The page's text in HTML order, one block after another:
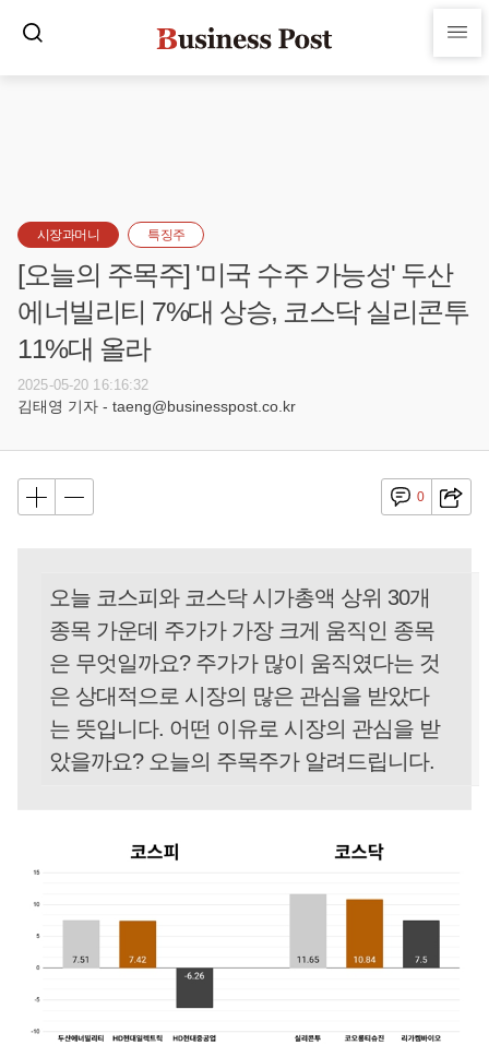
시장과머니 특징주
[오늘의 주목주] '미국 수주 가능성' 두산
에너빌리티 7%대 상승, 코스닥 실리콘투
11%대 올라
2025-05-20 16:16:32
김태영 기자 - taeng@businesspost.co.kr
0
오늘 코스피와 코스닥 시가총액 상위 30개
종목 가운데 주가가 가장 크게 움직인 종목
은 무엇일까요? 주가가 많이 움직였다는 것
은 상대적으로 시장의 많은 관심을 받았다
는 뜻입니다. 어떤 이유로 시장의 관심을 받
았을까요? 오늘의 주목주가 알려드립니다.